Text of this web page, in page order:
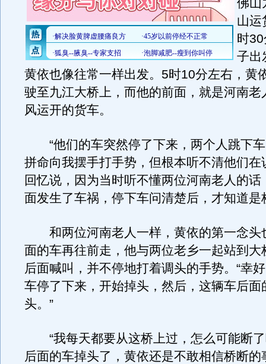
佛山
山运
时
子出
黄依也像往常一样出发。5时10分左右，黄
驶至九江大桥上，而他的前面，就是河南老
风运开的货车。
“他们的车突然停了下来，两个人跳下车
拼命向我摆手打手势，但根本听不清他们在
回忆说，因为当时听不懂两位河南老人的话
面发生了车祸，停下车问清楚后，才知道是
和两位河南老人一样，黄依的第一念头
面的车再往前走，他与两位老乡一起站到大
后面喊叫，并不停地打着调头的手势。“幸
车停了下来，开始掉头，然后，这辆车后面
头。”
“我每天都要从这桥上过，怎么可能断了
后面的车掉头了，黄依还是不敢相信桥断的